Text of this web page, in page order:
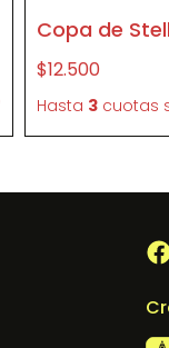
Copa de
$12.500
Hasta 3 cuotas